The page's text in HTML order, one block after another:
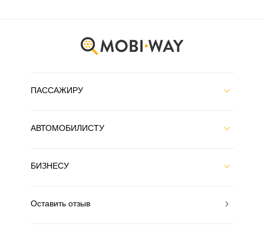
ПАССАЖИРУ
АВТОМОБИЛИСТУ
БИЗНЕСУ
Оставить отзыв